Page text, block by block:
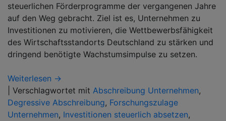
steuerlichen Förderprogramme der vergangenen Jahre
auf den Weg gebracht. Ziel ist es, Unternehmen zu
Investitionen zu motivieren, die Wettbewerbsfähigkeit
des Wirtschaftsstandorts Deutschland zu stärken und
dringend benötigte Wachstumsimpulse zu setzen.
Weiterlesen →
Verschlagwortet mit Abschreibung Unternehmen,
Degressive Abschreibung, Forschungszulage
Unternehmen, Investitionen steuerlich absetzen,